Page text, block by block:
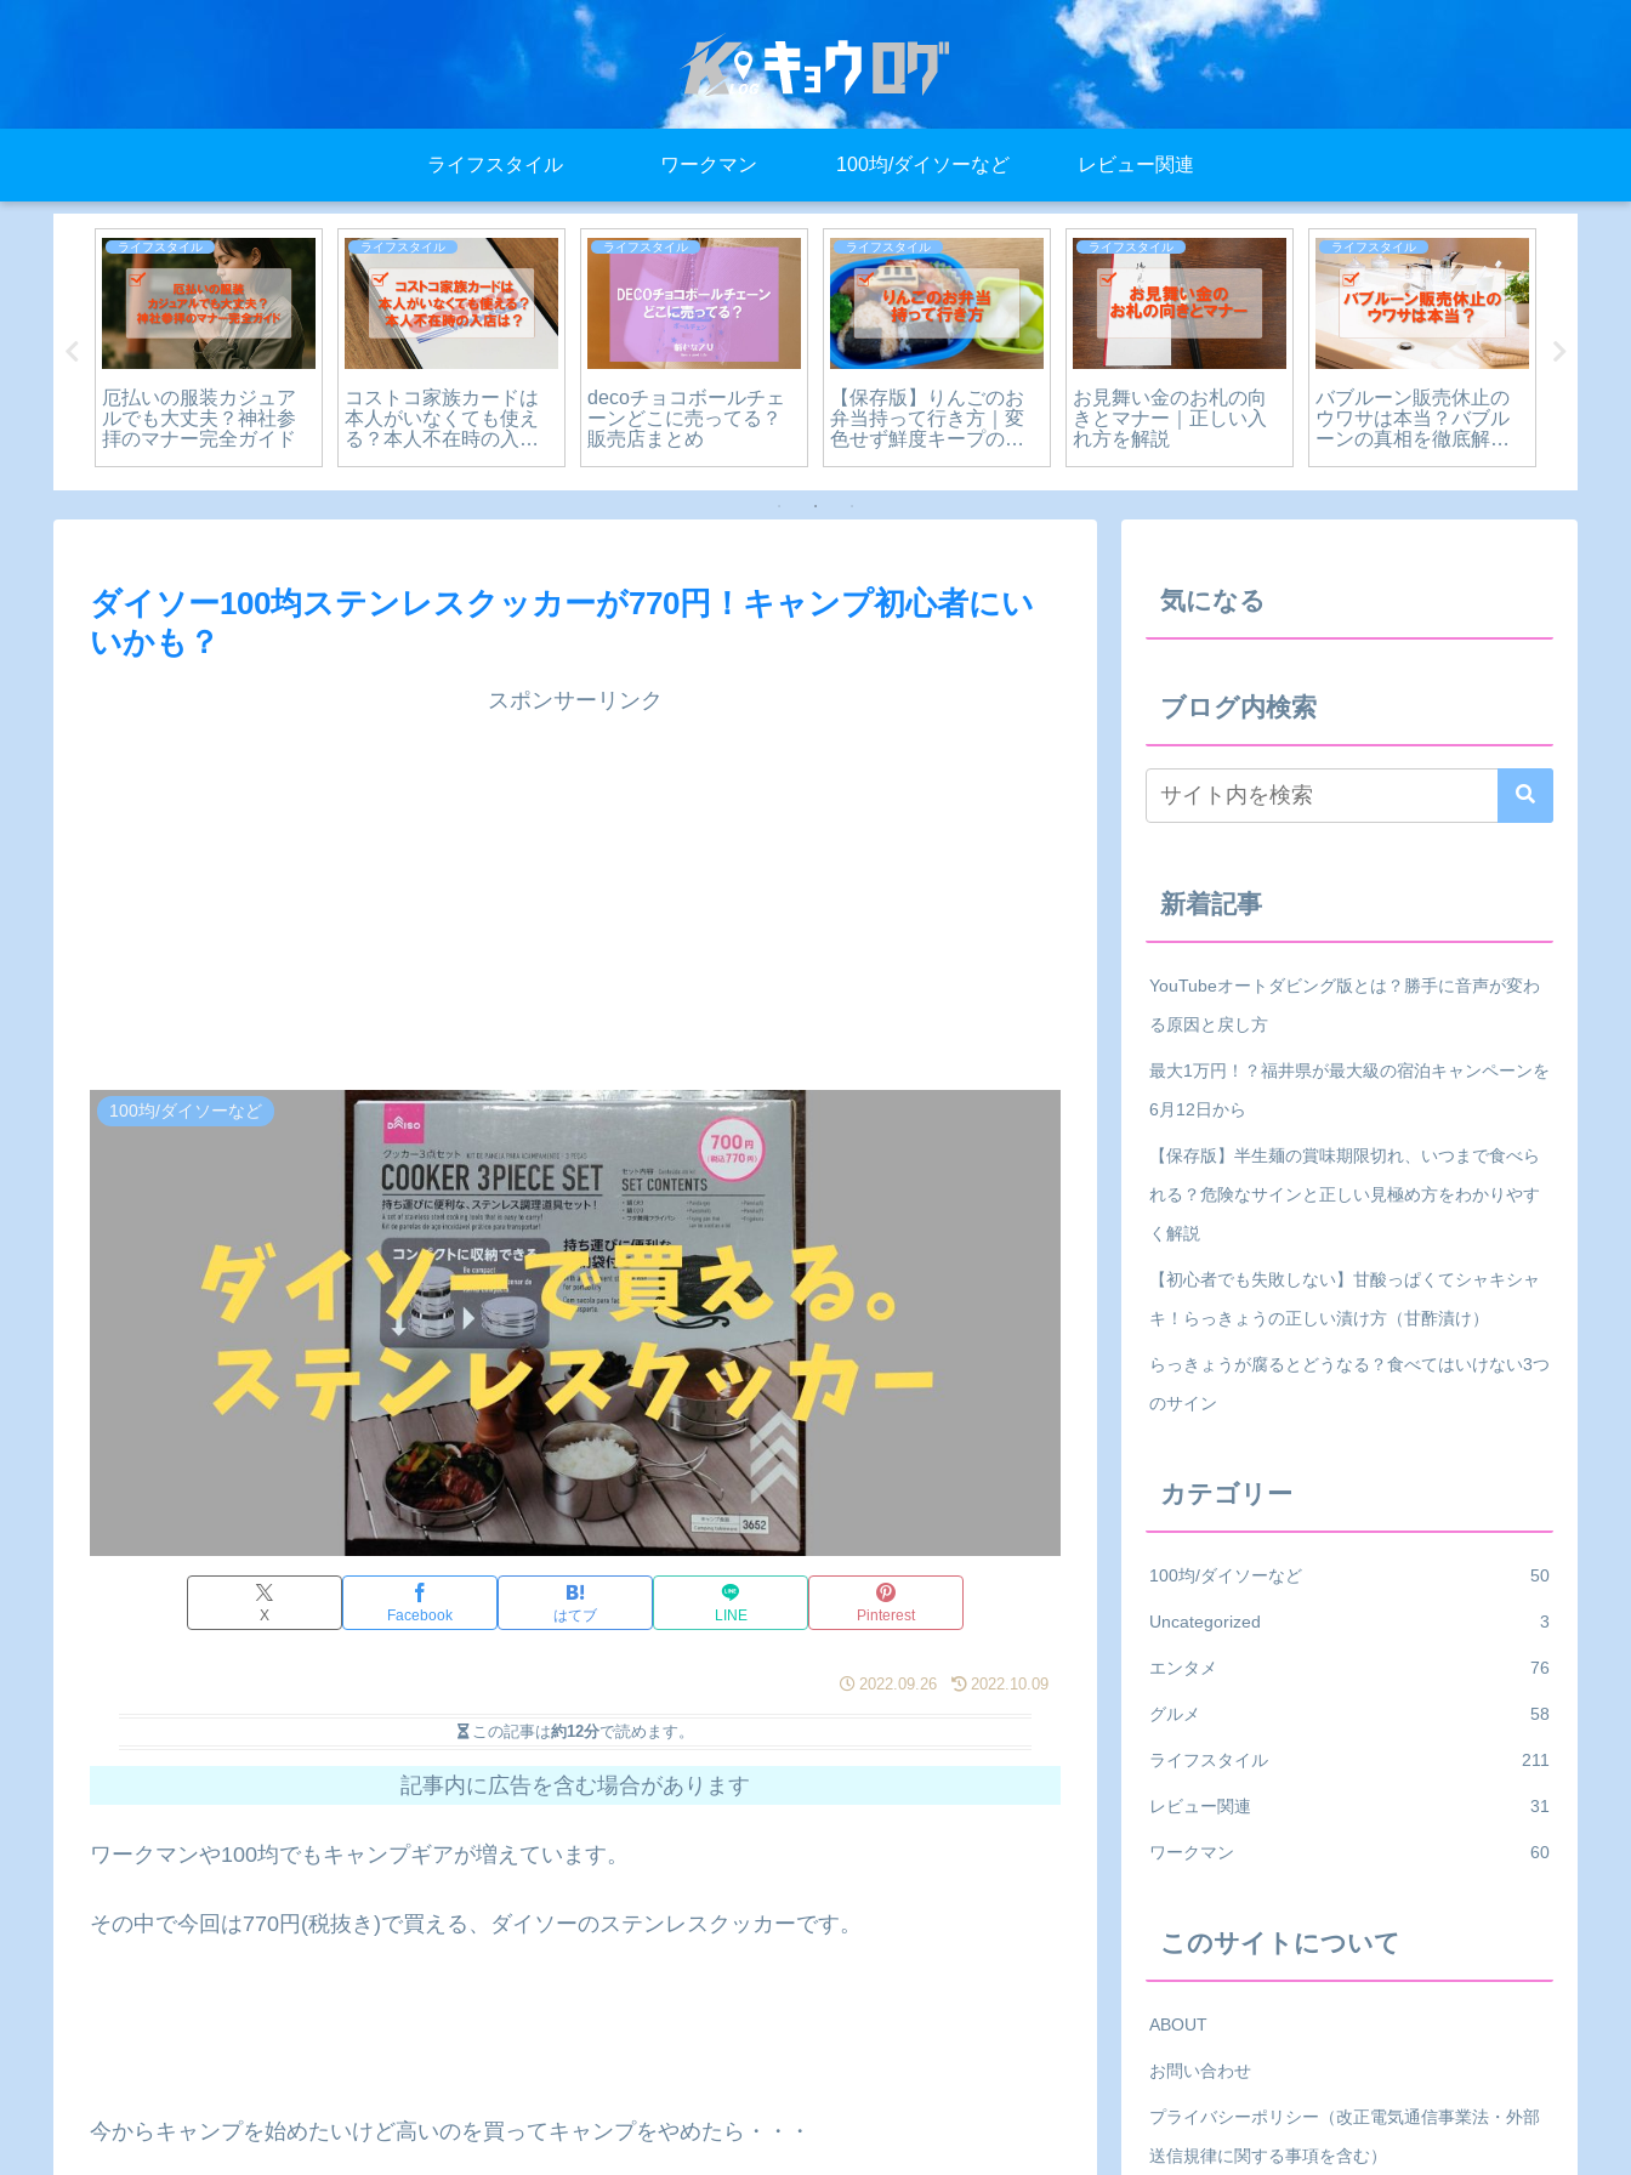
ライフスタイル ワークマン 100均/ダイソーなど レビュー関連
ライフスタイル
厄払いの服装カジュア
ルでも大丈夫？神社参
拝のマナー完全ガイド
ライフスタイル
コストコ家族カードは
本人がいなくても使え
る？本人不在時の入店
ライフスタイル
decoチョコボールチェ
ーンどこに売ってる？
販売店まとめ
ライフスタイル
【保存版】りんごのお
弁当持って行き方｜変
色せず鮮度キープの簡
ライフスタイル
お見舞い金のお札の向
きとマナー｜正しい入
れ方を解説
ライフスタイル
バブルーン販売休止の
ウワサは本当？バブル
ーンの真相を徹底解
ダイソー100均ステンレスクッカーが770円！キャンプ初心者にい
いかも？
スポンサーリンク
100均/ダイソーなど
X Facebook はてブ LINE Pinterest
2022.09.26 2022.10.09
この記事は約12分で読めます。
記事内に広告を含む場合があります
ワークマンや100均でもキャンプギアが増えています。
その中で今回は770円(税抜き)で買える、ダイソーのステンレスクッカーです。
今からキャンプを始めたいけど高いのを買ってキャンプをやめたら・・・
気になる
ブログ内検索
新着記事
YouTubeオートダビング版とは？勝手に音声が変わ
る原因と戻し方
最大1万円！？福井県が最大級の宿泊キャンペーンを
6月12日から
【保存版】半生麺の賞味期限切れ、いつまで食べら
れる？危険なサインと正しい見極め方をわかりやす
く解説
【初心者でも失敗しない】甘酸っぱくてシャキシャ
キ！らっきょうの正しい漬け方（甘酢漬け）
らっきょうが腐るとどうなる？食べてはいけない3つ
のサイン
カテゴリー
100均/ダイソーなど 50
Uncategorized 3
エンタメ 76
グルメ 58
ライフスタイル 211
レビュー関連 31
ワークマン 60
このサイトについて
ABOUT
お問い合わせ
プライバシーポリシー（改正電気通信事業法・外部
送信規律に関する事項を含む）